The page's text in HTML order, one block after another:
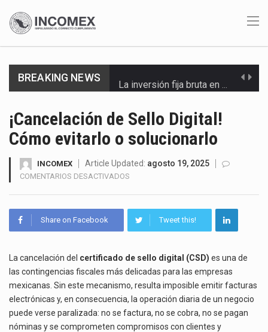
BREAKING NEWS
El derecho a la previsibilidad de los horarios de trabajo en turnos rotativos podría ser…
Las métricas tradicionales de los parques industriales —absorción, ocupación y metros cuadrados desarrollados— resultan insuficientes…
El Tribunal Federal de Justicia Administrativa (TFJA), a través de su Segunda Sala Regional en…
El Gobierno de Estados Unidos ha procesado la devolución de aproximadamente 100,000 millones de dólares…
La industria automotriz mexicana concentra más de la mitad de las quejas bajo el Mecanismo…
¡Cancelación de Sello Digital!
Cómo evitarlo o solucionarlo
INCOMEX Article Updated: agosto 19, 2025
COMENTARIOS DESACTIVADOS
SELLO
DIGITAL!
O
SOLUCIONARLO
Share on Facebook Tweet this!
La cancelación del certificado de sello digital (CSD) es una de
las contingencias fiscales más delicadas para las empresas
mexicanas. Sin este mecanismo, resulta imposible emitir facturas
electrónicas y, en consecuencia, la operación diaria de un negocio
puede verse paralizada: no se factura, no se cobra, no se pagan
nóminas y se comprometen compromisos con clientes y